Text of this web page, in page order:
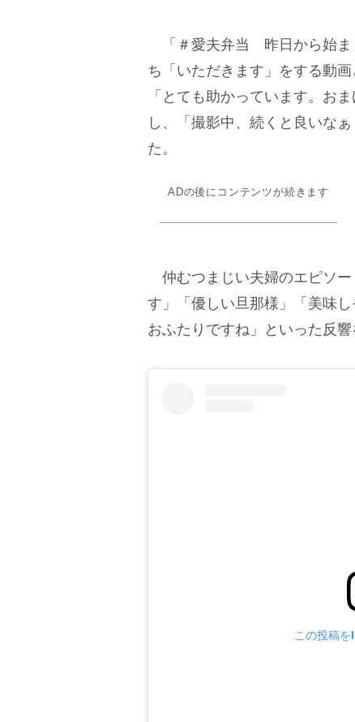
「＃愛夫弁当 昨日から始ま
ち「いただきます」をする動画
「とても助かっています。お
し、「撮影中、続くと良いな
た。
ADの後にコンテンツが続きます
仲むつまじい夫婦のエピソー
す」「優しい旦那様」「美味
おふたりですね」といった反響
この投稿